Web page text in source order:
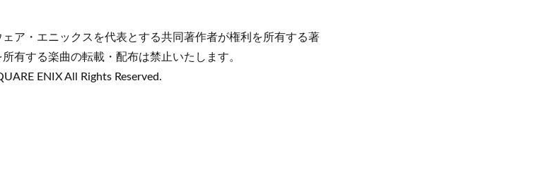
ア・エニックスを代表とする共同著作者が権利を所有する著
有する楽曲の転載・配布は禁止いたします。
ENIX All Rights Reserved.